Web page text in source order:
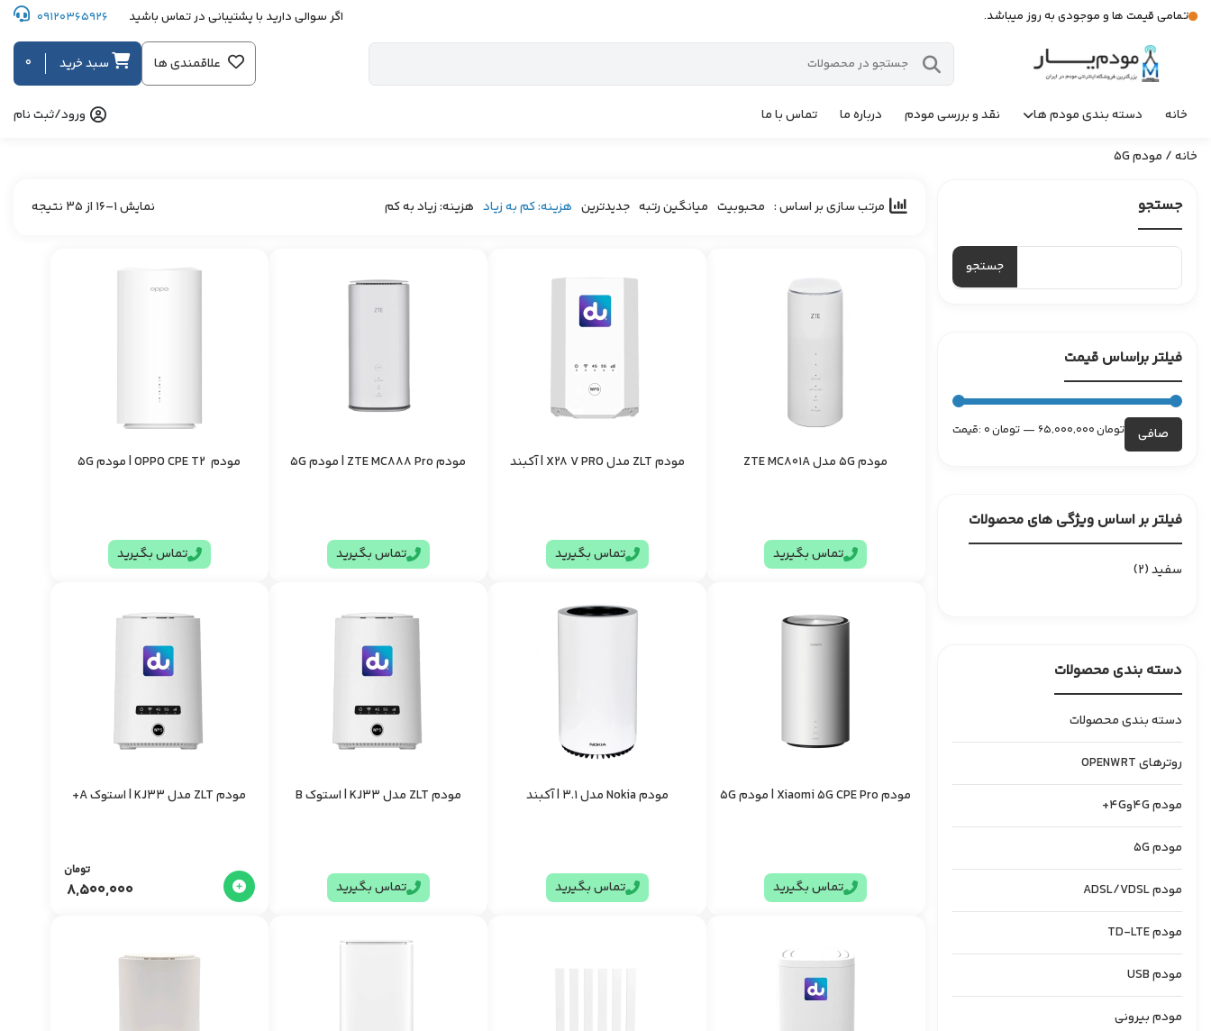
تمامی قیمت ها و موجودی به روز میباشد. اگر سوالی دارید با پشتیبانی در تماس باشید 09120365926
علاقمندی ها سبد خرید 0
خانه دسته بندی مودم ها نقد و بررسی مودم درباره ما تماس با ما ورود/ثبت نام
خانه/ مودم 5G
جستجو
جستجو
فیلتر براساس قیمت
حداقل
حداكثر
صافی قيمت: 0 تومان— 65,000,000 تومان
فیلتر بر اساس ویژگی های محصولات
سفید(2)
دسته بندی محصولات
دسته بندی محصولات
روترهای OPENWRT
مودم 4Gو4G+
مودم 5G
مودم ADSL/VDSL
مودم TD-LTE
مودم USB
مودم بیرونی
نمایش 1–16 از 35 نتیجه مرتب سازی بر اساس : محبوبیت میانگین رتبه جدیدترین هزینه: کم به زیاد هزینه: زیاد به کم
مودم 5G مدل ZTE MC801A
تماس بگیرید
مودم ZLT مدل X28 V PRO | آکبند
تماس بگیرید
مودم ZTE MC888 Pro | مودم 5G
تماس بگیرید
مودم OPPO CPE T2 | مودم 5G
تماس بگیرید
مودم Xiaomi 5G CPE Pro | مودم 5G
تماس بگیرید
مودم Nokia مدل 3.1 | آکبند
تماس بگیرید
مودم ZLT مدل KJ33 | استوک B
تماس بگیرید
مودم ZLT مدل KJ33 | استوک A+
8,500,000
تومان